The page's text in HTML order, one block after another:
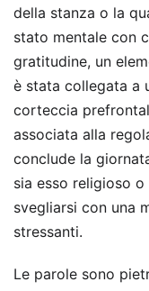
della stanza o la
stato mentale con
gratitudine, un
è stata collegata a
corteccia
associata alla
conclude la
sia esso religioso
svegliarsi con una
stressanti.
Le parole sono